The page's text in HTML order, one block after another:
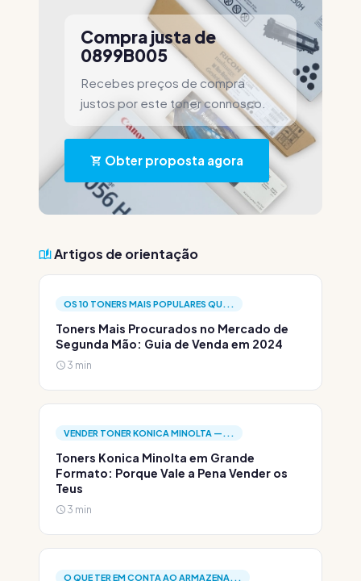
Compra justa de
0899B005
Recebes preços de compra
justos por este toner connosco.
Obter proposta agora
Artigos de orientação
OS 10 TONERS MAIS POPULARES QU...
Toners Mais Procurados no Mercado de
Segunda Mão: Guia de Venda em 2024
3 min
VENDER TONER KONICA MINOLTA —...
Toners Konica Minolta em Grande
Formato: Porque Vale a Pena Vender os
Teus
3 min
O QUE TER EM CONTA AO ARMAZENA...